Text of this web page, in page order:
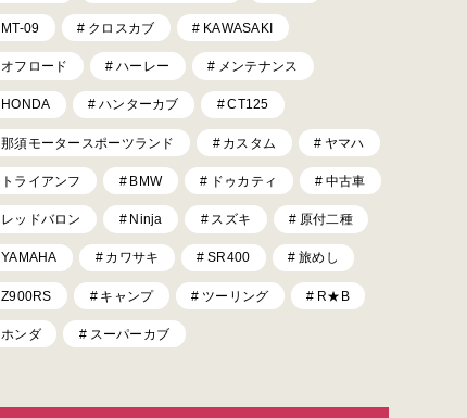
MT-09 クロスカブ KAWASAKI
オフロード ハーレー メンテナンス
HONDA ハンターカブ CT125
那須モータースポーツランド カスタム ヤマハ
トライアンフ BMW ドゥカティ 中古車
レッドバロン Ninja スズキ 原付二種
YAMAHA カワサキ SR400 旅めし
Z900RS キャンプ ツーリング R★B
ホンダ スーパーカブ